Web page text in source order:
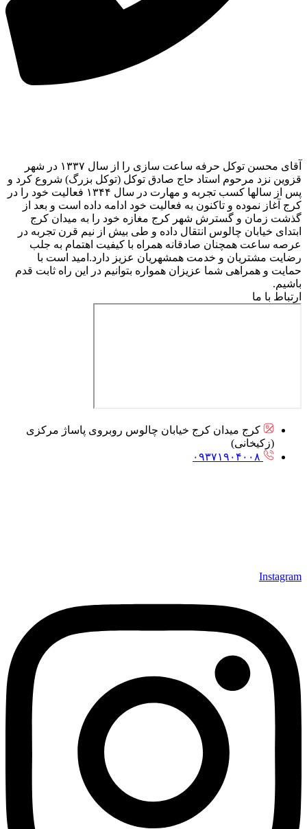
آقای محسن توکل حرفه ساعت سازی را از سال ۱۳۳۷ در شهر
قزوین نزد مرحوم استاد حاج صادق توکل (توکل بزرگ) شروع کرد و
پس از سالها کسب تجربه و مهارت در سال ۱۳۴۴ فعالیت خود را در
کرج آغاز نموده و تاکنون به فعالیت خود ادامه داده است و بعد از
گذشت زمان و گسترش شهر کرج مغازه خود را به میدان کرج
ابتدای خیابان چالوس انتقال داده و طی بیش از نیم قرن تجربه در
عرصه ساعت همچنان صادقانه همراه با کیفیت اهتمام به جلب
رضایت مشتریان و خدمت همشهریان عزیز دارد.امید است با
حمایت و همراهی شما عزیزان همواره بتوانیم در این راه ثابت قدم
باشیم.
ارتباط با ما
کرج میدان کرج خیابان چالوس روبروی پاساژ مرکزی
(زکیخانی)
۰۹۳۷۱۹۰۴۰۰۸
Instagram